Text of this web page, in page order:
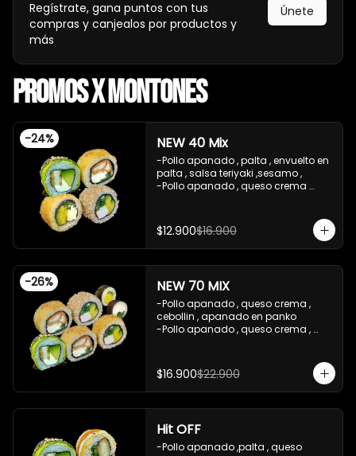
Regístrate, gana puntos con tus
compras y canjealos por productos y
más
Únete
Promos x Montones
-24% NEW 40 Mix
-Pollo apanado , palta , envuelto en
palta , salsa teriyaki ,sesamo ,
-Pollo apanado , queso crema
apanado en panko .
-Kanikama , palta , cebollin ,
envuelto en sesamo.
-Incluye 2 salsas de soya , 1 salsa
imagen referencial
-Precio valido con efectivo , y red
compra
$12.900$16.900
-26% NEW 70 MIX
-Pollo apanado , queso crema ,
cebollin , apanado en panko
-Pollo apanado , queso crema ,
envuelto en sesamo
-Pollo apanado , palta , envuelto en
palta , salsa teriyaki ,sesamo
-Kanikama ,palta , cebollin ,
-Palta , cebollin , envuelto en nori
(hosomaki)
$16.900$22.900
Hit OFF
-Pollo apanado ,palta , queso